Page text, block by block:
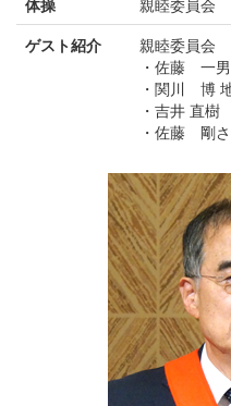
体操
親睦委員会
ゲスト紹介
親睦委員
・佐藤 一男
・関川 博
・吉井 直樹
・佐藤 剛さ